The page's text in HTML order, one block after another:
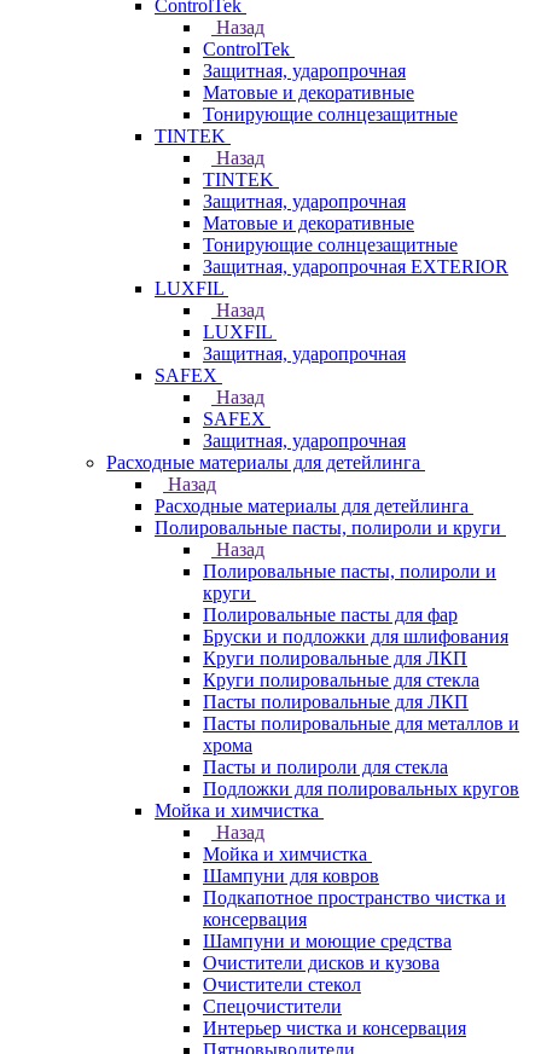
ControlTek
Назад
ControlTek
Защитная, ударопрочная
Матовые и декоративные
Тонирующие солнцезащитные
TINTEK
Назад
TINTEK
Защитная, ударопрочная
Матовые и декоративные
Тонирующие солнцезащитные
Защитная, ударопрочная EXTERIOR
LUXFIL
Назад
LUXFIL
Защитная, ударопрочная
SAFEX
Назад
SAFEX
Защитная, ударопрочная
Расходные материалы для детейлинга
Назад
Расходные материалы для детейлинга
Полировальные пасты, полироли и круги
Назад
Полировальные пасты, полироли и
круги
Полировальные пасты для фар
Бруски и подложки для шлифования
Круги полировальные для ЛКП
Круги полировальные для стекла
Пасты полировальные для ЛКП
Пасты полировальные для металлов и
хрома
Пасты и полироли для стекла
Подложки для полировальных кругов
Мойка и химчистка
Назад
Мойка и химчистка
Шампуни для ковров
Подкапотное пространство чистка и
консервация
Шампуни и моющие средства
Очистители дисков и кузова
Очистители стекол
Спецочистители
Интерьер чистка и консервация
Пятновыводители